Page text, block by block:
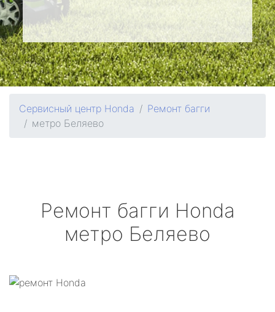
Сервисный центр Honda
Ремонт багги
метро Беляево
Ремонт багги Honda
метро Беляево